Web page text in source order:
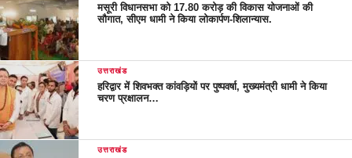
मसूरी विधानसभा को 17.80 करोड़ की विकास योजनाओं की
सौगात, सीएम धामी ने किया लोकार्पण-शिलान्यास.
उत्तराखंड
हरिद्वार में शिवभक्त कांवड़ियों पर पुष्पवर्षा, मुख्यमंत्री धामी ने किया
चरण प्रक्षालन…
उत्तराखंड